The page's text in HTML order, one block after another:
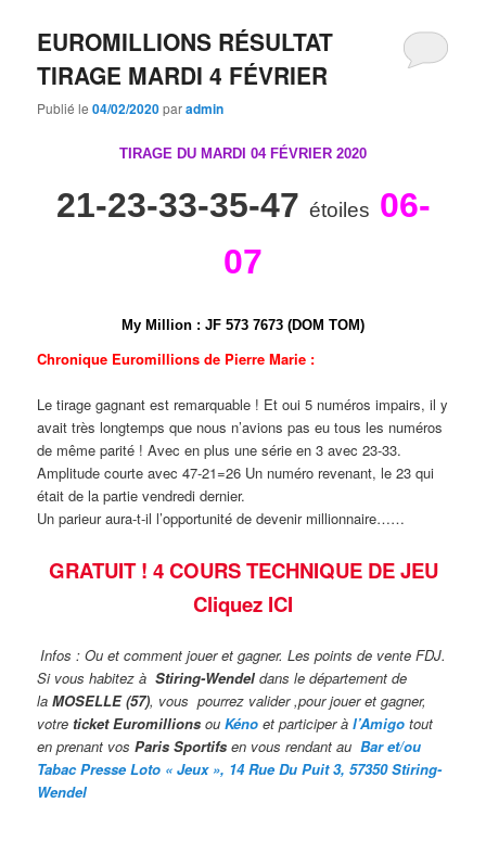
EUROMILLIONS RÉSULTAT
TIRAGE MARDI 4 FÉVRIER
Publié le04/02/2020paradmin
TIRAGE DU MARDI 04 FÉVRIER 2020
21-23-33-35-47 étoiles 06-
07
My Million : JF 573 7673 (DOM TOM)
Chronique Euromillions de Pierre Marie :
Le tirage gagnant est remarquable ! Et oui 5 numéros impairs, il y
avait très longtemps que nous n’avions pas eu tous les numéros
de même parité ! Avec en plus une série en 3 avec 23-33.
Amplitude courte avec 47-21=26 Un numéro revenant, le 23 qui
était de la partie vendredi dernier.
Un parieur aura-t-il l’opportunité de devenir millionnaire……
GRATUIT ! 4 COURS TECHNIQUE DE JEU
Cliquez ICI
Infos : Ou et comment jouer et gagner. Les points de vente FDJ.
Si vous habitez àStiring-Wendel dans le département de
laMOSELLE (57), vous pourrez valider ,pour jouer et gagner,
votre ticket Euromillions ouKéno et participer àl’Amigo tout
en prenant vosParis Sportifs en vous rendant au Bar et/ou
Tabac Presse Loto « Jeux », 14 Rue Du Puit 3, 57350 Stiring-
Wendel